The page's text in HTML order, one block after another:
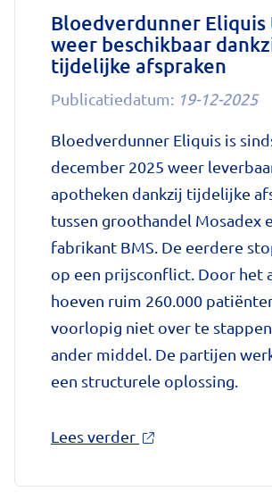
kan
baby’s
ziek
maken'
Nationale
zorggids
Bloedverdunner Eliquis
weer beschikbaar
tijdelijke afspraken
Publicatiedatum: 19-12-2025
Bloedverdunner Eliquis is
december 2025 weer
apotheken dankzij tijdelijke
tussen groothandel Mosadex
fabrikant BMS. De eerdere
op een prijsconflict. Door het
hoeven ruim 260.000
voorlopig niet over te
ander middel. De partijen
een structurele oplossing.
Lees verder over
Eliquis